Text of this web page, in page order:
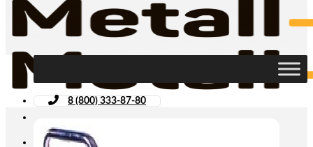
Искать:
8 (800) 333-87-80